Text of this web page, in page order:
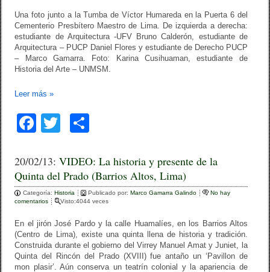
Una foto junto a la Tumba de Víctor Humareda en la Puerta 6 del
Cementerio Presbítero Maestro de Lima. De izquierda a derecha:
estudiante de Arquitectura -UFV Bruno Calderón, estudiante de
Arquitectura – PUCP Daniel Flores y estudiante de Derecho PUCP
– Marco Gamarra. Foto: Karina Cusihuaman, estudiante de
Historia del Arte – UNMSM.
Leer más»
F
c
e
b
o
o
k
tt
er
m
p
ar
tir
20/02/13:VIDEO: La historia y presente de la
Quinta del Prado (Barrios Altos, Lima)
Categoría:Historia Publicado por:Marco Gamarra Galindo
No hay
comentarios
Visto:4044 veces
En el jirón José Pardo y la calle Huamalíes, en los Barrios Altos
(Centro de Lima), existe una quinta llena de historia y tradición.
Construida durante el gobierno del Virrey Manuel Amat y Juniet, la
Quinta del Rincón del Prado (XVIII) fue antaño un ‘Pavillon de
mon plasir’. Aún conserva un teatrín colonial y la apariencia de